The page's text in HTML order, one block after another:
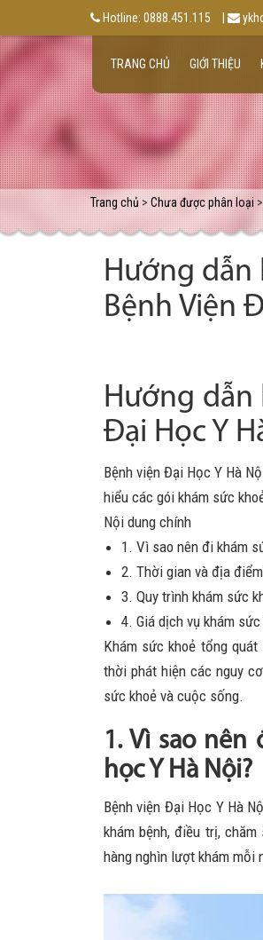
Hotline: 0888.451.115
TRANG CHỦ GIỚI THIỆU
Trang chủ>Chưa được phân loại
Hướng dẫn
Bệnh Viện
Hướng dẫn
Đại Học Y
Bệnh viện Đại Học Y Hà
hiểu các gói khám sức
Nội dung chính
1. Vì sao nên đi khám
2. Thời gian và địa
3. Quy trình khám sức
4. Giá dịch vụ khám
Khám sức khoẻ tổng
thời phát hiện các nguy
sức khoẻ và cuộc sống.
1. Vì sao
học Y Hà Nội?
Bệnh viện Đại Học Y Hà
khám bệnh, điều trị,
hàng nghìn lượt khám mỗi